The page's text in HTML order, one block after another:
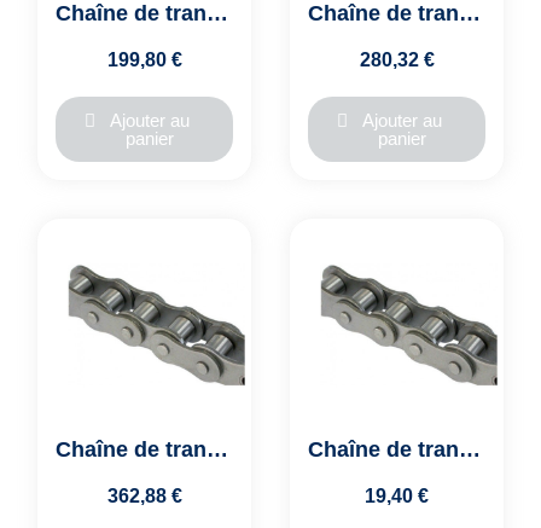
Chaîne de transmission ASA24A1/ASA120-1, simplex -1"1/2-pas de 38.10mm
199,80 €
Ajouter au
panier
Chaîne de transmission ASA28A1/ASA140-1, simplex - 1"3/4 - pas 44.45mm
280,32 €
Ajouter au
panier
Chaîne de transmission ASA32A1/ASA160-1, simplex - 2" - pas de 50.80mm
362,88 €
Chaîne de transmission norme américaine ASA 08A1/ASA40-1
19,40 €